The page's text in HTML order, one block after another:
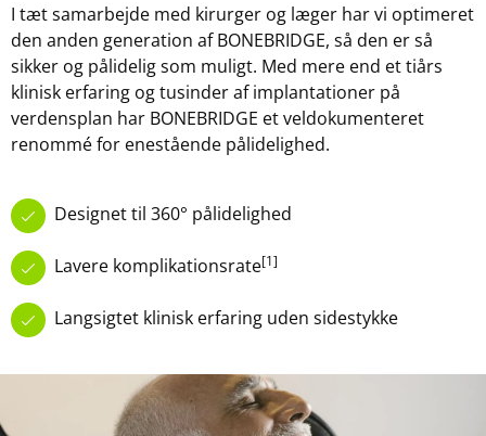
I tæt samarbejde med kirurger og læger har vi optimeret
den anden generation af BONEBRIDGE, så den er så
sikker og pålidelig som muligt. Med mere end et tiårs
klinisk erfaring og tusinder af implantationer på
verdensplan har BONEBRIDGE et veldokumenteret
renommé for enestående pålidelighed.
Designet til 360° pålidelighed
Lavere komplikationsrate[1]
Langsigtet klinisk erfaring uden sidestykke